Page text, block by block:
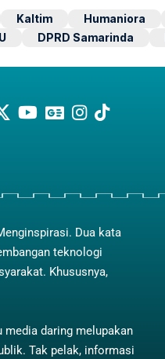
Kaltim Humaniora
DPRD Samarinda
Dua kata
teknologi
Khususnya,
daring melupakan
Tak pelak, informasi